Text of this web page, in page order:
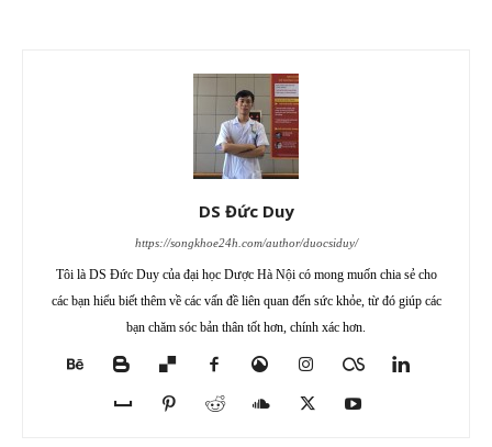
DS Đức Duy
https://songkhoe24h.com/author/duocsiduy/
Tôi là DS Đức Duy của đại học Dược Hà Nội có mong muốn chia sẻ cho
các bạn hiểu biết thêm về các vấn đề liên quan đến sức khỏe, từ đó giúp các
bạn chăm sóc bản thân tốt hơn, chính xác hơn.